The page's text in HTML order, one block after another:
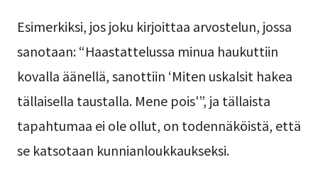
Esimerkiksi, jos joku kirjoittaa arvostelun, jossa
sanotaan: “Haastattelussa minua haukuttiin
kovalla äänellä, sanottiin ‘Miten uskalsit hakea
tällaisella taustalla. Mene pois'”, ja tällaista
tapahtumaa ei ole ollut, on todennäköistä, että
se katsotaan kunnianloukkaukseksi.